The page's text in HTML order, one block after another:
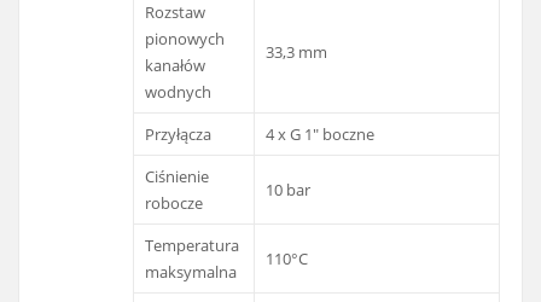
Rozstaw
pionowych
kanałów
wodnych
33,3 mm
Przyłącza
4 x G 1" boczne
Ciśnienie
robocze
10 bar
Temperatura
maksymalna
110°C